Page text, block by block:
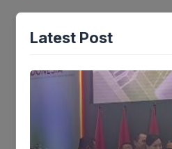
Ikutikami :
Tinggalkan komentar
Latest Post